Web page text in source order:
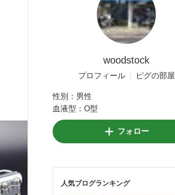
woodstock
プロフィール ピグの部屋
性別： 男性
血液型： O型
フォロー
人気ブログランキング